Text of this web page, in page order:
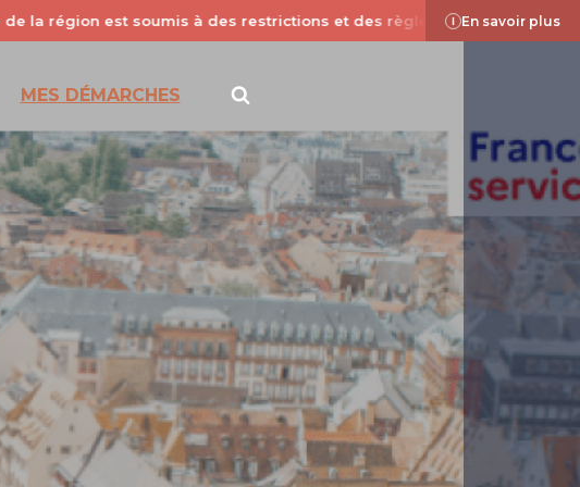
est soumis à des restrictions et des règles de sécurité dues aux
En savoir plus
MES DÉMARCHES